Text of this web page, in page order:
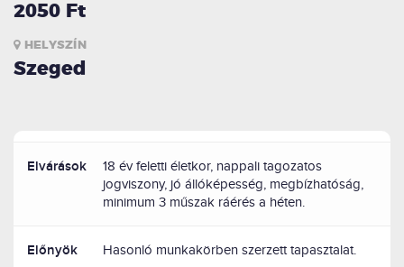
2050 Ft
HELYSZÍN
Szeged
Elvárások
18 év feletti életkor, nappali tagozatos
jogviszony, jó állóképesség, megbízhatóság,
minimum 3 műszak ráérés a héten.
Előnyök Hasonló munkakörben szerzett tapasztalat.